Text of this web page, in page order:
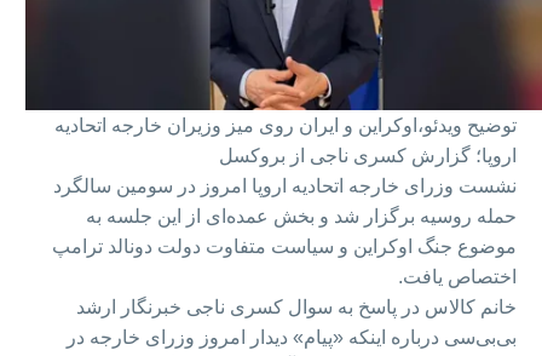
توضیح ویدئو، اوکراین و ایران روی میز وزیران خارجه اتحادیه
اروپا؛ گزارش کسری ناجی از بروکسل
نشست وزرای خارجه اتحادیه اروپا امروز در سومین سالگرد
حمله روسیه برگزار شد و بخش عمده‌ای از این جلسه به
موضوع جنگ اوکراین و سیاست متفاوت دولت دونالد ترامپ
اختصاص یافت.
خانم کالاس در پاسخ به سوال کسری ناجی خبرنگار ارشد
بی‌بی‌سی درباره اینکه «پیام» دیدار امروز وزرای خارجه در